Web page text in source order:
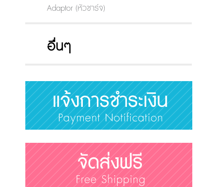
Adaptor (หัวชาร์จ)
อื่นๆ